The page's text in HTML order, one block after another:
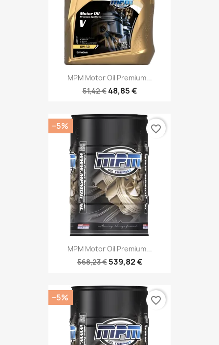
MPM Motor Oil Premium...
51,42 €48,85 €
MPM Motor Oil Premium...
568,23 € 539,82 €
−5% favorite_border
−5% favorite_border